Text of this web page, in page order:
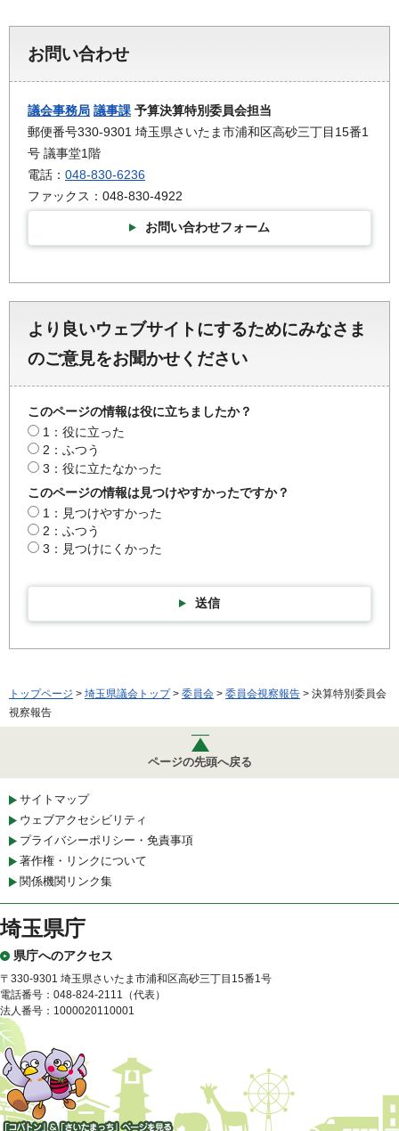
お問い合わせ
議会事務局 議事課 予算決算特別委員会担当
郵便番号330-9301 埼玉県さいたま市浦和区高砂三丁目15番1
号 議事堂1階
電話： 048-830-6236
ファックス：048-830-4922
お問い合わせフォーム
より良いウェブサイトにするためにみなさま
のご意見をお聞かせください
このページの情報は役に立ちましたか？
1：役に立った
2：ふつう
3：役に立たなかった
このページの情報は見つけやすかったですか？
1：見つけやすかった
2：ふつう
3：見つけにくかった
送信
トップページ > 埼玉県議会トップ> 委員会 > 委員会視察報告 > 決算特別委員会
視察報告
ページの先頭へ戻る
サイトマップ
ウェブアクセシビリティ
プライバシーポリシー・免責事項
著作権・リンクについて
関係機関リンク集
埼玉県庁
県庁へのアクセス
〒330-9301 埼玉県さいたま市浦和区高砂三丁目15番1号
電話番号：048-824-2111（代表）
法人番号：1000020110001